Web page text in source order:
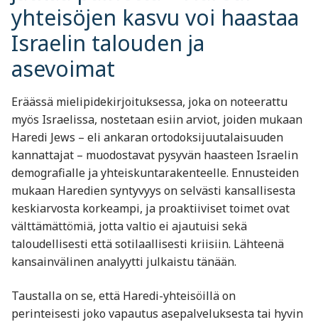
yhteisöjen kasvu voi haastaa
Israelin talouden ja
asevoimat
Eräässä mielipidekirjoituksessa, joka on noteerattu
myös Israelissa, nostetaan esiin arviot, joiden mukaan
Haredi Jews – eli ankaran ortodoksijuutalaisuuden
kannattajat – muodostavat pysyvän haasteen Israelin
demografialle ja yhteiskuntarakenteelle. Ennusteiden
mukaan Haredien syntyvyys on selvästi kansallisesta
keskiarvosta korkeampi, ja proaktiiviset toimet ovat
välttämättömiä, jotta valtio ei ajautuisi sekä
taloudellisesti että sotilaallisesti kriisiin. Lähteenä
kansainvälinen analyytti julkaistu tänään.
Taustalla on se, että Haredi-yhteisöillä on
perinteisesti joko vapautus asepalveluksesta tai hyvin